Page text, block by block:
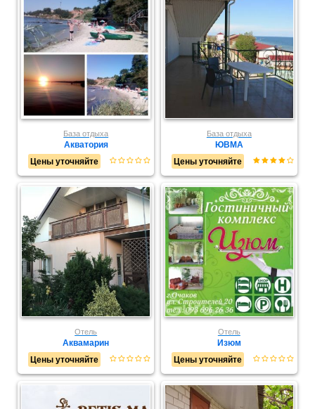
База отдыха
Акватория
Цены уточняйте
База отдыха
ЮВМА
Цены уточняйте
Отель
Аквамарин
Цены уточняйте
Отель
Изюм
Цены уточняйте